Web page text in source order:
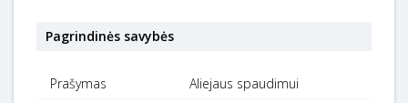
Pagrindinės savybės
Prašymas
Aliejaus spaudimui